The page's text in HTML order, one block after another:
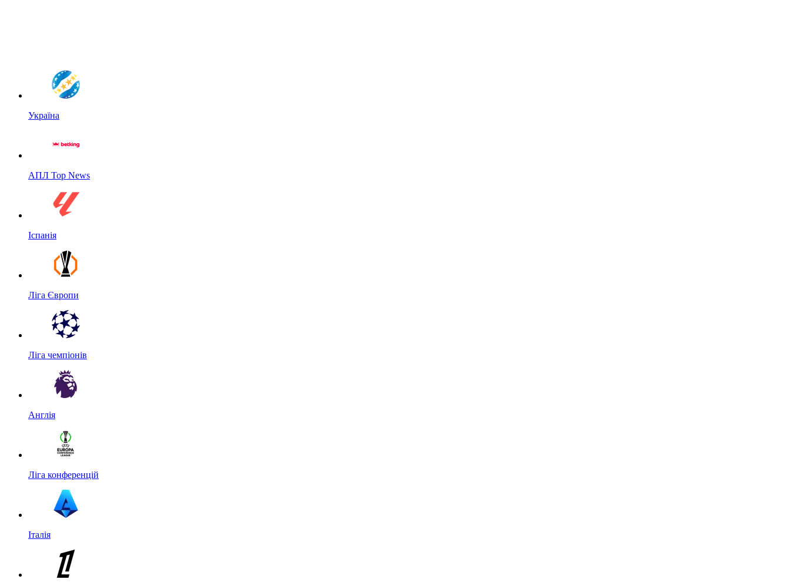
Україна
АПЛ Top News
Іспанія
Ліга Європи
Ліга чемпіонів
Англія
Ліга конференцій
Італія